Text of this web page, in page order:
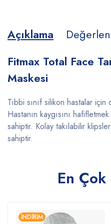
Açıklama
Fitmax Total Face
Maskesi
Tıbbi sınıf silikon hastalar için
Hastanın kaygısını
sahiptir. Kolay takılabilir
sahiptir.
En
İNDIRIM